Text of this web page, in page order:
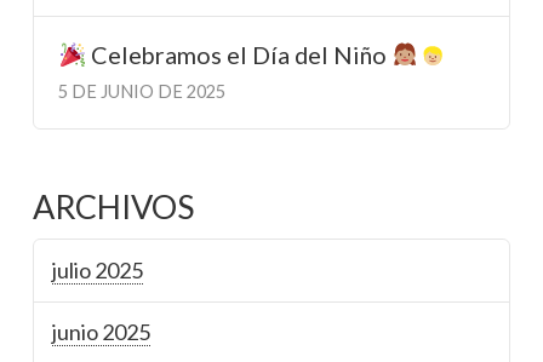
Celebramos el Día del Niño
5 DE JUNIO DE 2025
ARCHIVOS
julio 2025
junio 2025